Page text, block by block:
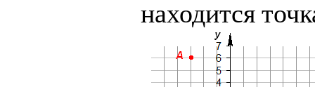
находится